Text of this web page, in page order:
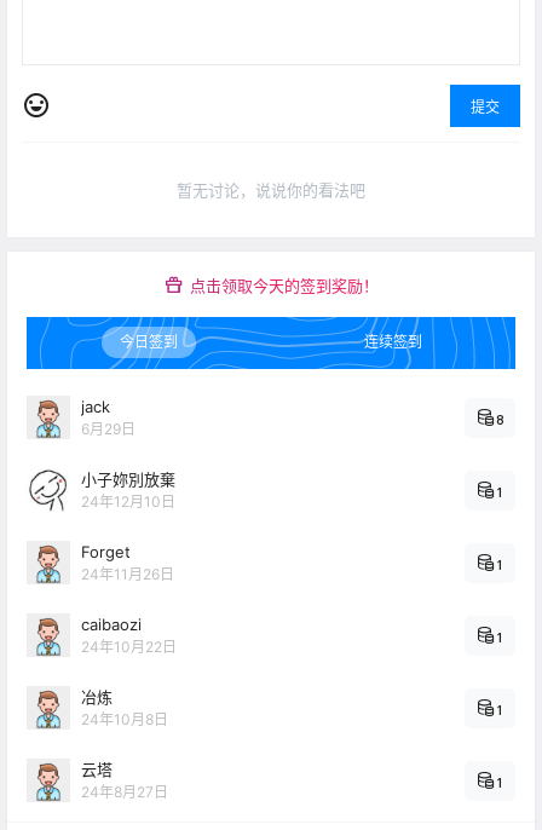
提交
暂无讨论，说说你的看法吧
点击领取今天的签到奖励！
今日签到 连续签到
jack
6月29日
8
小子妳別放棄
24年12月10日
1
Forget
24年11月26日
1
caibaozi
24年10月22日
1
冶炼
24年10月8日
1
云塔
24年8月27日
1